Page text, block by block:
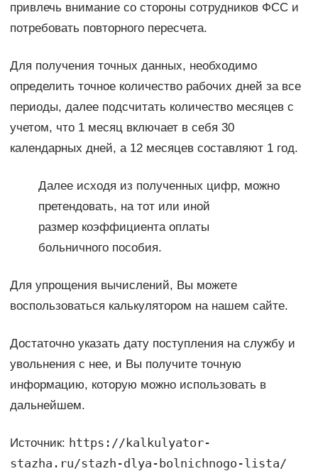
привлечь внимание со стороны сотрудников ФСС и
потребовать повторного пересчета.
Для получения точных данных, необходимо
определить точное количество рабочих дней за все
периоды, далее подсчитать количество месяцев с
учетом, что 1 месяц включает в себя 30
календарных дней, а 12 месяцев составляют 1 год.
Далее исходя из полученных цифр, можно
претендовать, на тот или иной
размер коэффициента оплаты
больничного пособия.
Для упрощения вычислений, Вы можете
воспользоваться калькулятором на нашем сайте.
Достаточно указать дату поступления на службу и
увольнения с нее, и Вы получите точную
информацию, которую можно использовать в
дальнейшем.
Источник: https://kalkulyator-
stazha.ru/stazh-dlya-bolnichnogo-lista/